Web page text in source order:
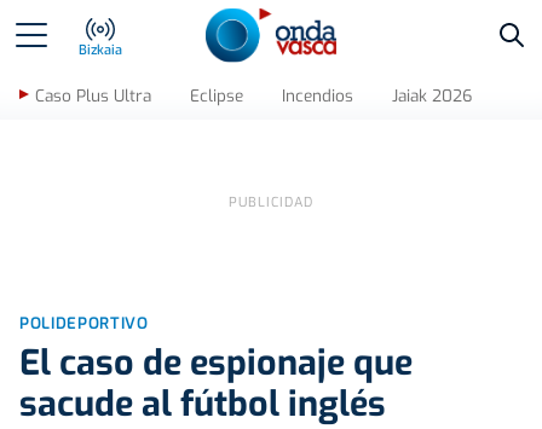
Bizkaia
Caso Plus Ultra Eclipse Incendios Jaiak 2026
POLIDEPORTIVO
El caso de espionaje que
sacude al fútbol inglés